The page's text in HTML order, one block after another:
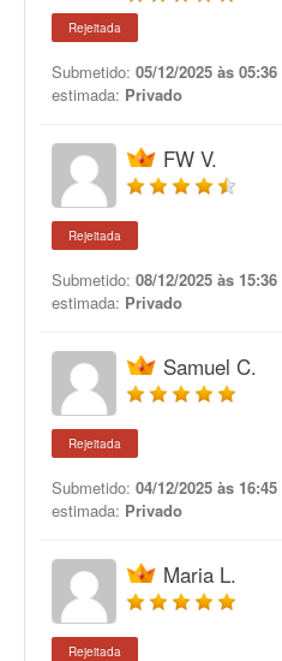
Rejeitada
Submetido: 05/12/2025 às 05:36
estimada: Privado
FW V.
Rejeitada
Submetido: 08/12/2025 às 15:36
estimada: Privado
Samuel C.
Rejeitada
Submetido: 04/12/2025 às 16:45
estimada: Privado
Maria L.
Rejeitada